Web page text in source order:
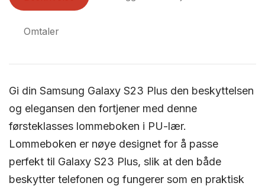
Omtaler
Gi din Samsung Galaxy S23 Plus den beskyttelsen
og elegansen den fortjener med denne
førsteklasses lommeboken i PU-lær.
Lommeboken er nøye designet for å passe
perfekt til Galaxy S23 Plus, slik at den både
beskytter telefonen og fungerer som en praktisk